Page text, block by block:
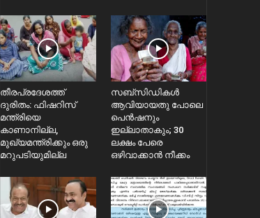
തീരപ്രദേശത്ത്
ദുരിതം: ഫിഷറിസ്‌
മന്ത്രിയെ
കാണാനില്ല,
മുഖ്യമന്ത്രിക്കും ഒരു
മറുപടിയുമില്ല
സബ്സിഡികൾ
ആവിയായതു പോലെ
പെൻഷനും
ഇല്ലാതാകും; 30
ലക്ഷം പേരെ
ഒഴിവാക്കാൻ നീക്കം